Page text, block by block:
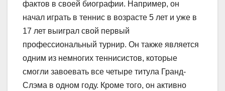
фактов в своей биографии. Например, он
начал играть в теннис в возрасте 5 лет и уже в
17 лет выиграл свой первый
профессиональный турнир. Он также является
одним из немногих теннисистов, которые
смогли завоевать все четыре титула Гранд-
Слэма в одном году. Кроме того, он активно